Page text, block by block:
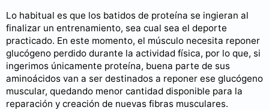
Lo habitual es que los batidos de proteína se ingieran al
finalizar un entrenamiento, sea cual sea el deporte
practicado. En este momento, el músculo necesita reponer
glucógeno perdido durante la actividad física, por lo que, si
ingerimos únicamente proteína, buena parte de sus
aminoácidos van a ser destinados a reponer ese glucógeno
muscular, quedando menor cantidad disponible para la
reparación y creación de nuevas fibras musculares.